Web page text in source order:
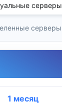
серверы
серверы
1 месяц